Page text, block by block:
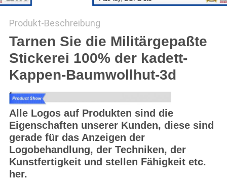
Produkt-Beschreibung
Tarnen Sie die Militärgepaßte
Stickerei 100% der kadett-
Kappen-Baumwollhut-3d
Alle Logos auf Produkten sind die
Eigenschaften unserer Kunden, diese sind
gerade für das Anzeigen der
Logobehandlung, der Techniken, der
Kunstfertigkeit und stellen Fähigkeit etc.
her.